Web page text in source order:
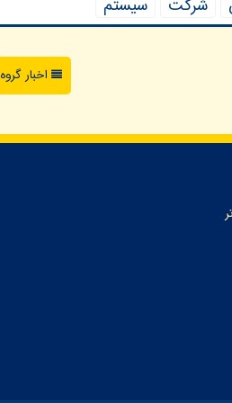
شركت سیستم
اخبار گروه